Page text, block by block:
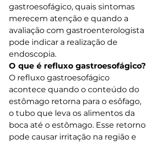
gastroesofágico, quais sintomas
merecem atenção e quando a
avaliação com gastroenterologista
pode indicar a realização de
endoscopia.
O que é refluxo gastroesofágico?
O refluxo gastroesofágico
acontece quando o conteúdo do
estômago retorna para o esôfago,
o tubo que leva os alimentos da
boca até o estômago. Esse retorno
pode causar irritação na região e